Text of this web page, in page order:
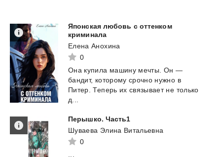
Японская любовь с оттенком
криминала
Елена Анохина
0
Она купила машину мечты. Он —
бандит, которому срочно нужно в
Питер. Теперь их связывает не только
д...
Перышко. Часть1
Шуваева Элина Витальевна
0